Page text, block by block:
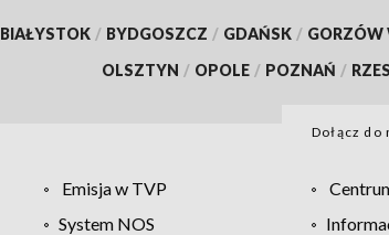
BIAŁYSTOK / BYDGOSZCZ / GDAŃSK / GORZÓW
OLSZTYN / OPOLE / POZNAŃ /
Dołącz do
Emisja w TVP
System NOS